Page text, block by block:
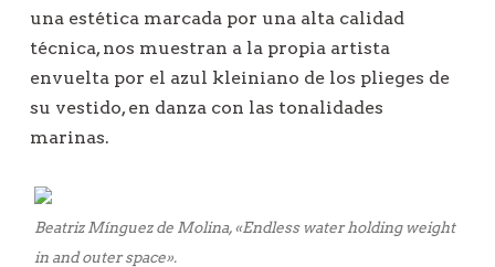
una estética marcada por una alta calidad
técnica, nos muestran a la propia artista
envuelta por el azul kleiniano de los plieges de
su vestido, en danza con las tonalidades
marinas.
Beatriz Mínguez de Molina, «Endless water holding weight
in and outer space».